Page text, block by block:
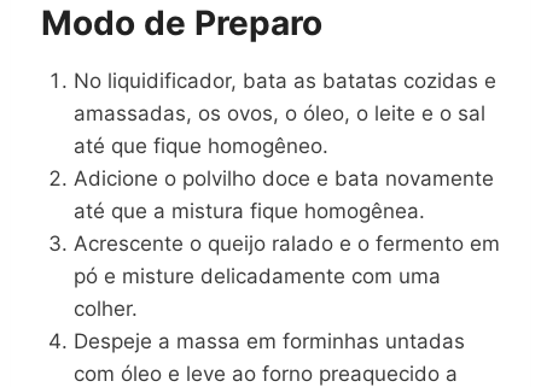
Modo de Preparo
No liquidificador, bata as batatas cozidas e
amassadas, os ovos, o óleo, o leite e o sal
até que fique homogêneo.
Adicione o polvilho doce e bata novamente
até que a mistura fique homogênea.
Acrescente o queijo ralado e o fermento em
pó e misture delicadamente com uma
colher.
Despeje a massa em forminhas untadas
com óleo e leve ao forno preaquecido a